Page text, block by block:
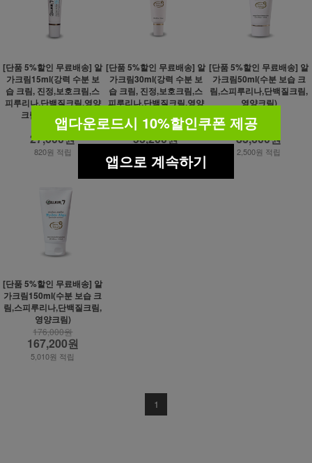
[단품 5%할인 무료배송] 알
가크림15ml(강력 수분 보
습 크림, 진정,보호크림,스
피루리나,단백질크림,영양
크림,수분팩크림)
29,000원
27,600원
820원 적립
[단품 5%할인 무료배송] 알
가크림30ml(강력 수분 보
습 크림, 진정,보호크림,스
피루리나,단백질크림,영양
크림,수분팩크림)
56,000원
53,200원
[단품 5%할인 무료배송] 알
가크림50ml(수분 보습 크
림,스피루리나,단백질크림,
영양크림)
88,000원
83,600원
2,500원 적립
[단품 5%할인 무료배송] 알
가크림150ml(수분 보습 크
림,스피루리나,단백질크림,
영양크림)
176,000원
167,200원
5,010원 적립
1
앱다운로드시 10%할인쿠폰 제공
앱으로 계속하기